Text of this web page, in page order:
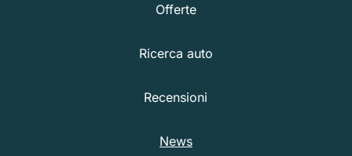
Offerte
Ricerca auto
Recensioni
News